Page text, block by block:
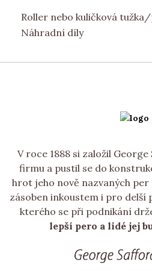
Roller nebo kuličková
Náhradní díly
V roce 1888 si založil
firmu a pustil se do
hrot jeho nově nazvaných per
zásoben inkoustem i pro
kterého se při podnikání
lepší pero a lidé jej